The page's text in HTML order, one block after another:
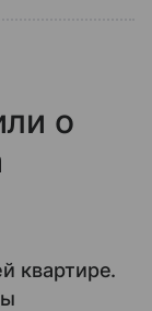
о
квартире.